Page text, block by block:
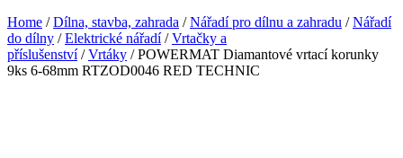
Home /Dílna, stavba, zahrada /Nářadí pro dílnu a zahradu /Nářadí
do dílny /Elektrické nářadí/Vrtačky a
příslušenství/Vrtáky / POWERMAT Diamantové vrtací korunky
9ks 6-68mm RTZOD0046 RED TECHNIC